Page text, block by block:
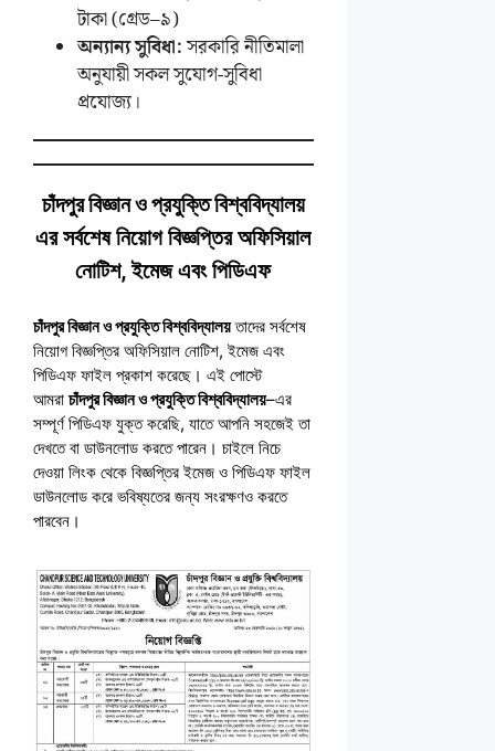
টাকা (গ্রেড–৯)
অন্যান্য সুবিধা:সরকারি নীতিমালা
অনুযায়ী সকল সুযোগ-সুবিধা
প্রযোজ্য।
চাঁদপুর বিজ্ঞান ও প্রযুক্তি বিশ্ববিদ্যালয়
এর সর্বশেষ নিয়োগ বিজ্ঞপ্তির অফিসিয়াল
নোটিশ, ইমেজ এবং পিডিএফ
চাঁদপুর বিজ্ঞান ও প্রযুক্তি বিশ্ববিদ্যালয়তাদের সর্বশেষ
নিয়োগ বিজ্ঞপ্তির অফিসিয়াল নোটিশ, ইমেজ এবং
পিডিএফ ফাইল প্রকাশ করেছে। এই পোস্টে
আমরা চাঁদপুর বিজ্ঞান ও প্রযুক্তি বিশ্ববিদ্যালয়–এর
সম্পূর্ণ পিডিএফ যুক্ত করেছি, যাতে আপনি সহজেই তা
দেখতে বা ডাউনলোড করতে পারেন। চাইলে নিচে
দেওয়া লিংক থেকে বিজ্ঞপ্তির ইমেজ ও পিডিএফ ফাইল
ডাউনলোড করে ভবিষ্যতের জন্য সংরক্ষণও করতে
পারবেন।